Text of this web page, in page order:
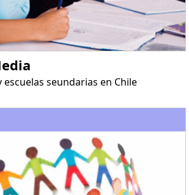
escuelas seundarias en Chile